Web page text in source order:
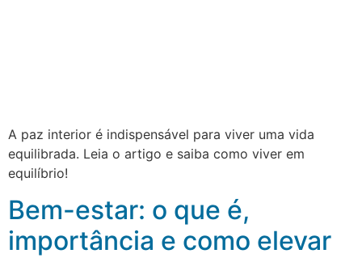
A paz interior é indispensável para viver uma vida
equilibrada. Leia o artigo e saiba como viver em
equilíbrio!
Bem-estar: o que é,
importância e como elevar